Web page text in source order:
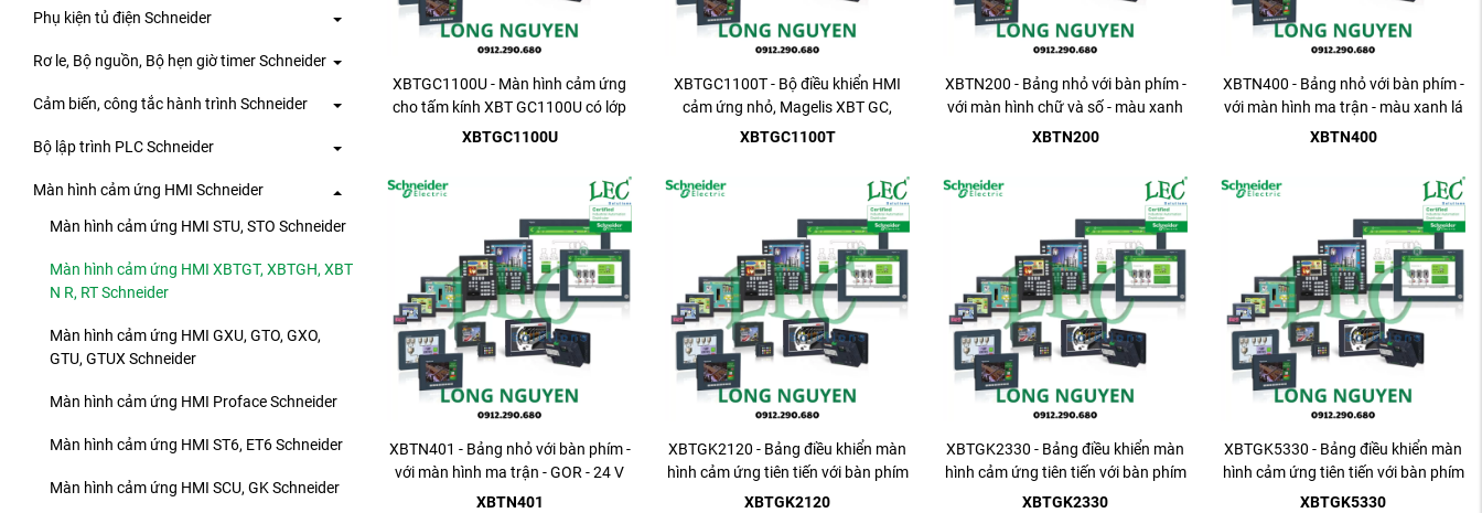
Phụ kiện tủ điện Schneider
Rơ le, Bộ nguồn, Bộ hẹn giờ timer Schneider
Cảm biến, công tắc hành trình Schneider
Bộ lập trình PLC Schneider
Màn hình cảm ứng HMI Schneider
Màn hình cảm ứng HMI STU, STO Schneider
Màn hình cảm ứng HMI XBTGT, XBTGH, XBT
N R, RT Schneider
Màn hình cảm ứng HMI GXU, GTO, GXO,
GTU, GTUX Schneider
Màn hình cảm ứng HMI Proface Schneider
Màn hình cảm ứng HMI ST6, ET6 Schneider
Màn hình cảm ứng HMI SCU, GK Schneider
XBTGC1100U - Màn hình cảm ứng
cho tấm kính XBT GC1100U có lớp
phủ màng bảo vệ
XBTGC1100U
XBTGC1100T - Bộ điều khiển HMI
cảm ứng nhỏ, Magelis XBT GC,
GT/GK, bảng điều ...
XBTGC1100T
XBTN200 - Bảng nhỏ với bàn phím -
với màn hình chữ và số - màu xanh
lá cây - 5 V
XBTN200
XBTN400 - Bảng nhỏ với bàn phím -
với màn hình ma trận - màu xanh lá
cây - 5 V
XBTN400
XBTN401 - Bảng nhỏ với bàn phím -
với màn hình ma trận - GOR - 24 V
XBTN401
XBTGK2120 - Bảng điều khiển màn
hình cảm ứng tiên tiến với bàn phím
- 320 x ...
XBTGK2120
XBTGK2330 - Bảng điều khiển màn
hình cảm ứng tiên tiến với bàn phím
- 320 x ...
XBTGK2330
XBTGK5330 - Bảng điều khiển màn
hình cảm ứng tiên tiến với bàn phím
- 640 x ...
XBTGK5330